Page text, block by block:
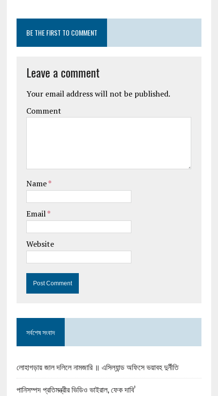
BE THE FIRST TO COMMENT
Leave a comment
Your email address will not be published.
Comment
Name*
Email*
Website
সর্বশেষ সংবাদ
লোহাগড়ায় জাল দলিলে নামজারি ॥ এসিল্যান্ড অফিসে ভয়াবহ দুর্নীতি
পানিসম্পদ প্রতিমন্ত্রীর ভিডিও ভাইরাল, ফেক দাবি’